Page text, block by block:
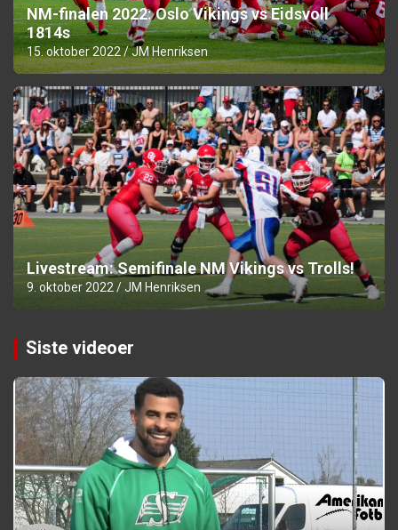
NM-finalen 2022: Oslo Vikings vs Eidsvoll
1814s
15. oktober 2022 JM Henriksen
Livestream: Semifinale NM Vikings vs Trolls!
9. oktober 2022 JM Henriksen
Siste videoer